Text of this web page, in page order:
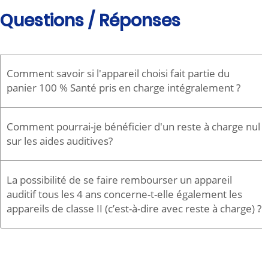
Questions / Réponses
Comment savoir si l'appareil choisi fait partie du
panier 100 % Santé pris en charge intégralement ?
privilégié. Il a d'ailleurs l'obligation de vous
présenter un devis avec un équipement sans
reste à charge (classe I), pour chaque oreille.
Comment pourrai-je bénéficier d'un reste à charge nul
sur les aides auditives?
aides auditives, en choisissant le panier 100 %
Santé.
La possibilité de se faire rembourser un appareil
auditif tous les 4 ans concerne-t-elle également les
appareils de classe II (c’est-à-dire avec reste à charge) ?